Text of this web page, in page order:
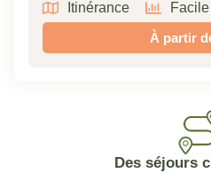
Itinérance
Facile
À partir
Des séjours